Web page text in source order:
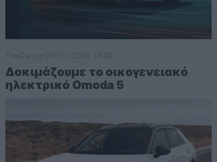
Δοκιμάζουμε το οικογενειακό
ηλεκτρικό Omoda 5